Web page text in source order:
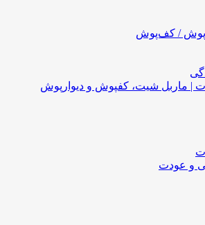
/ کف‌پوش
| ماربل شیت، کفپوش و دیوارپوش
و عودت